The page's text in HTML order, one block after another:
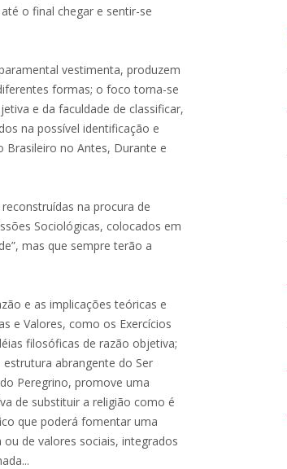
o final chegar e sentir-se
vestimenta, produzem
formas; o foco torna-se
e da faculdade de classificar,
na possível identificação e
Brasileiro no Antes, Durante e
na procura de
Sociológicas, colocados em
mas que sempre terão a
e as implicações teóricas e
e Valores, como os Exercícios
filosóficas de razão objetiva;
abrangente do Ser
Peregrino, promove uma
de substituir a religião como é
que poderá fomentar uma
de valores sociais, integrados